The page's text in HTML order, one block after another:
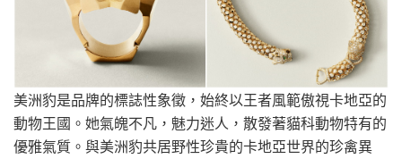
美洲豹是品牌的標誌性象徵，始終以王者風範傲視卡地亞的
動物王國。她氣魄不凡，魅力迷人，散發著貓科動物特有的
優雅氣質。與美洲豹共居野性珍貴的卡地亞世界的珍禽異